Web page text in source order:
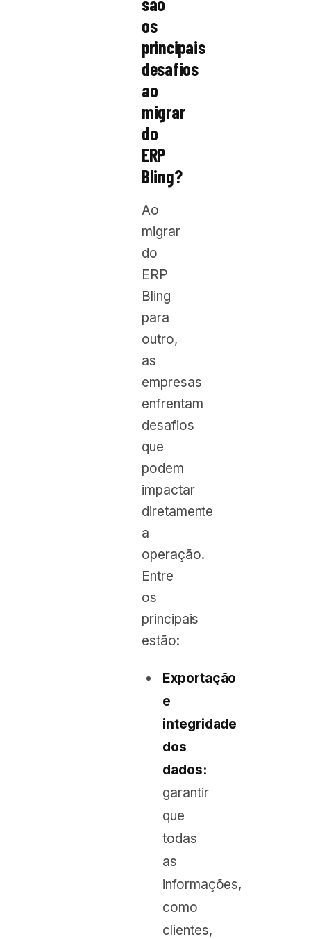
os
principais
desafios
ao
migrar
do
ERP
Bling?
Ao
migrar
do
ERP
Bling
para
outro,
as
empresas
enfrentam
desafios
que
podem
impactar
diretamente
a
operação.
Entre
os
principais
estão:
Exportação
e
integridade
dos
dados:
garantir
que
todas
as
informações,
como
clientes,